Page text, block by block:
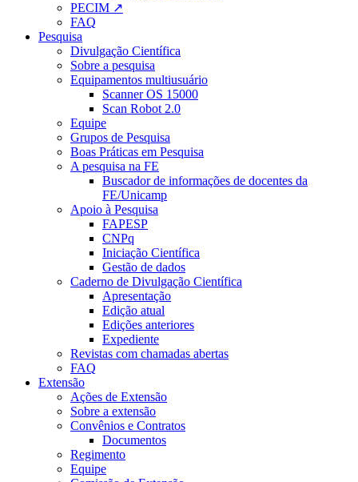
PECIM ↗
FAQ
Pesquisa
Divulgação Científica
Sobre a pesquisa
Equipamentos multiusuário
Scanner OS 15000
Scan Robot 2.0
Equipe
Grupos de Pesquisa
Boas Práticas em Pesquisa
A pesquisa na FE
Buscador de informações de docentes da
FE/Unicamp
Apoio à Pesquisa
FAPESP
CNPq
Iniciação Científica
Gestão de dados
Caderno de Divulgação Científica
Apresentação
Edição atual
Edições anteriores
Expediente
Revistas com chamadas abertas
FAQ
Extensão
Ações de Extensão
Sobre a extensão
Convênios e Contratos
Documentos
Regimento
Equipe